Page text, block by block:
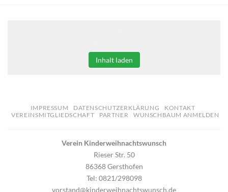
Inhalt laden
IMPRESSUM DATENSCHUTZERKLÄRUNG
KONTAKT
VEREINSMITGLIEDSCHAFT
PARTNER WUNSCHBAUM ANMELDEN
Verein Kinderweihnachtswunsch
Rieser Str. 50
86368 Gersthofen
Tel: 0821/298098
vorstand@kinderweihnachtswunsch.de